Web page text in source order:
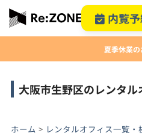
内覧
夏季休業
ホーム > レンタルオフィス一覧・
大阪市生野区のレンタ